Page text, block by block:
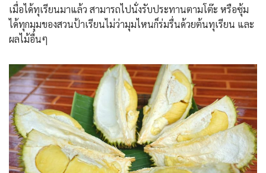
เมื่อได้ทุเรียนมาแล้ว สามารถไปนั่งรับประทานตามโต๊ะ หรือซุ้ม
ได้ทุกมุมของสวนป้าเรียนไม่ว่ามุมไหนก็ร่มรื่นด้วยต้นทุเรียน และ
ผลไม้อื่นๆ